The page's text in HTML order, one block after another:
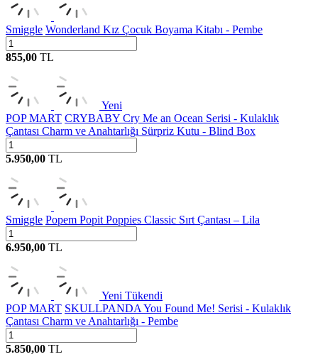
Smiggle Wonderland Kız Çocuk Boyama Kitabı - Pembe
855,00 TL
Yeni
POP MART CRYBABY Cry Me an Ocean Serisi - Kulaklık
Çantası Charm ve Anahtarlığı Sürpriz Kutu - Blind Box
5.950,00 TL
Smiggle Popem Popit Poppies Classic Sırt Çantası – Lila
6.950,00 TL
Yeni Tükendi
POP MART SKULLPANDA You Found Me! Serisi - Kulaklık
Çantası Charm ve Anahtarlığı - Pembe
5.850,00 TL